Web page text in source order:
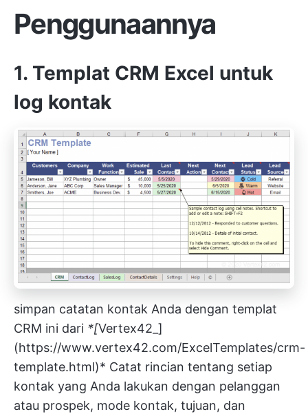
Penggunaannya
1. Templat CRM Excel untuk
log kontak
simpan catatan kontak Anda dengan templat
CRM ini dari *[Vertex42_]
(https://www.vertex42.com/ExcelTemplates/crm-
template.html)* Catat rincian tentang setiap
kontak yang Anda lakukan dengan pelanggan
atau prospek, mode kontak, tujuan, dan